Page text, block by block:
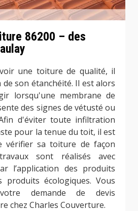
86200 – des
une toiture de qualité, il
son étanchéité. Il est alors
lorsqu'une membrane de
des signes de vétusté ou
d'éviter toute infiltration
pour la tenue du toit, il est
vérifier sa toiture de façon
sont réalisés avec
l’application des produits
produits écologiques. Vous
demande de devis
chez Charles Couverture.